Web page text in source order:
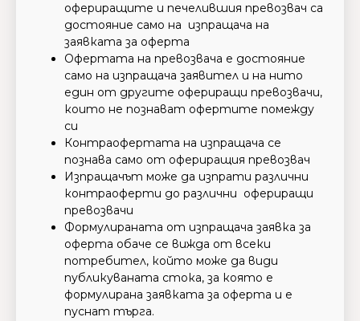
офериращите и печелившия превозвач са
достояние само на изпращача на
заявката за оферта
Офертата на превозвача е достояние
само на изпращача заявител и на нито
един от другите офериращи превозвачи,
които не познават офертите помежду
си
Контраофертата на изпращача се
познава само от офериращия превозвач
Изпращачът може да изпрати различни
контраоферти до различни офериращи
превозвачи
Формулираната от изпращача заявка за
оферта обаче се вижда от всеки
потребител, който може да види
публикуваната стока, за която е
формулирана заявката за оферта и е
пуснат търга.